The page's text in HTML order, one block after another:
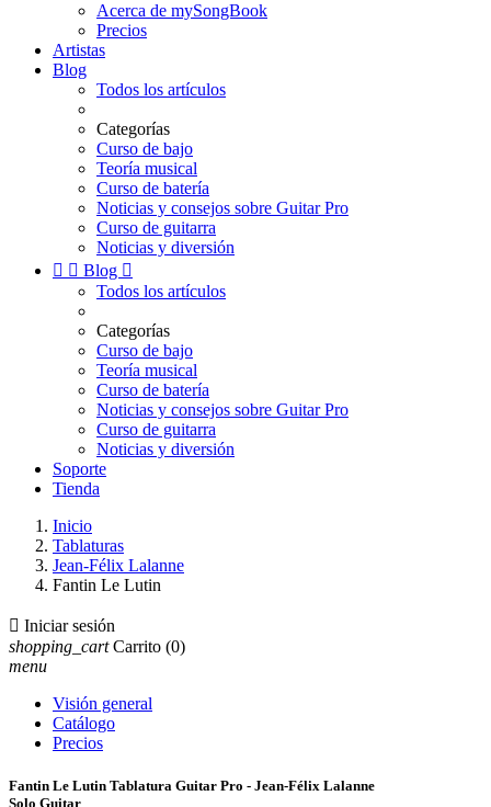
Acerca de mySongBook
Precios
Artistas
Blog
Todos los artículos
Categorías
Curso de bajo
Teoría musical
Curso de batería
Noticias y consejos sobre Guitar Pro
Curso de guitarra
Noticias y diversión
  Blog 
Todos los artículos
Categorías
Curso de bajo
Teoría musical
Curso de batería
Noticias y consejos sobre Guitar Pro
Curso de guitarra
Noticias y diversión
Soporte
Tienda
Inicio
Tablaturas
Jean-Félix Lalanne
Fantin Le Lutin
 Iniciar sesión
shopping_cart Carrito (0)
menu
Visión general
Catálogo
Precios
Fantin Le Lutin Tablatura Guitar Pro - Jean-Félix Lalanne
Solo Guitar